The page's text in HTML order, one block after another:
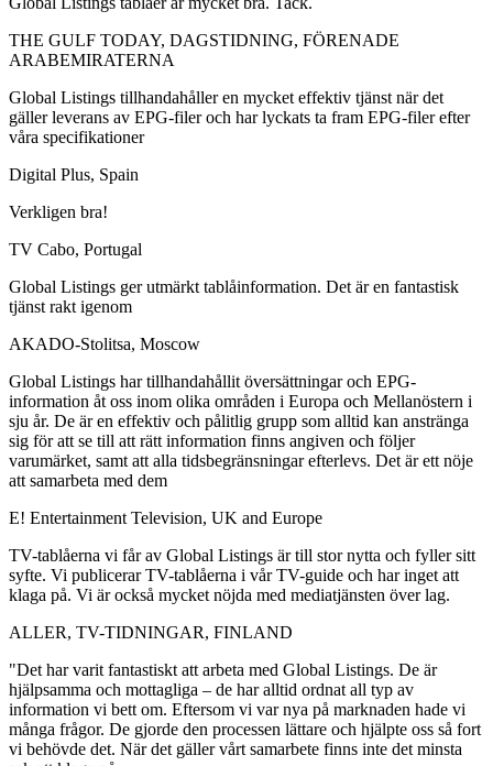
THE GULF TODAY, DAGSTIDNING, FÖRENADE
ARABEMIRATERNA
Global Listings tillhandahåller en mycket effektiv tjänst när det
gäller leverans av EPG-filer och har lyckats ta fram EPG-filer efter
våra specifikationer
Digital Plus, Spain
Verkligen bra!
TV Cabo, Portugal
Global Listings ger utmärkt tablåinformation. Det är en fantastisk
tjänst rakt igenom
AKADO-Stolitsa, Moscow
Global Listings har tillhandahållit översättningar och EPG-
information åt oss inom olika områden i Europa och Mellanöstern i
sju år. De är en effektiv och pålitlig grupp som alltid kan anstränga
sig för att se till att rätt information finns angiven och följer
varumärket, samt att alla tidsbegränsningar efterlevs. Det är ett nöje
att samarbeta med dem
E! Entertainment Television, UK and Europe
TV-tablåerna vi får av Global Listings är till stor nytta och fyller sitt
syfte. Vi publicerar TV-tablåerna i vår TV-guide och har inget att
klaga på. Vi är också mycket nöjda med mediatjänsten över lag.
ALLER, TV-TIDNINGAR, FINLAND
"Det har varit fantastiskt att arbeta med Global Listings. De är
hjälpsamma och mottagliga – de har alltid ordnat all typ av
information vi bett om. Eftersom vi var nya på marknaden hade vi
många frågor. De gjorde den processen lättare och hjälpte oss så fort
vi behövde det. När det gäller vårt samarbete finns inte det minsta